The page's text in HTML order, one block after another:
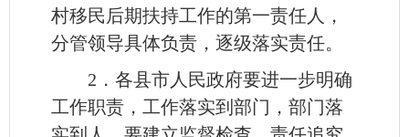
村移民后期扶持工作的第一责任人，
分管领导具体负责，逐级落实责任。
2．各县市人民政府要进一步明确
工作职责，工作落实到部门，部门落